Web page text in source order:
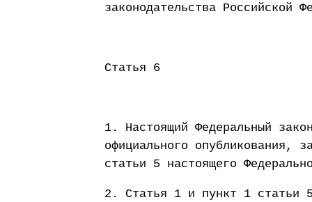
законодательства
Статья 6
1. Настоящий Федеральный
официального опубликования,
статьи 5 настоящего
2. Статья 1 и пункт 1 статьи 5